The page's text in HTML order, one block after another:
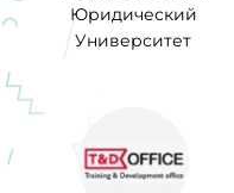
Юридический
Университет